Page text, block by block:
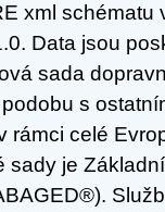
xml schématu
Data jsou
sada
s
rámci celé
sady je